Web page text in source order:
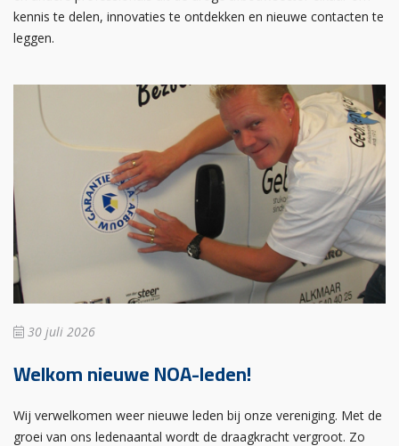
kennis te delen, innovaties te ontdekken en nieuwe contacten te
leggen.
30 juli 2026
Welkom nieuwe NOA-leden!
Wij verwelkomen weer nieuwe leden bij onze vereniging. Met de
groei van ons ledenaantal wordt de draagkracht vergroot. Zo